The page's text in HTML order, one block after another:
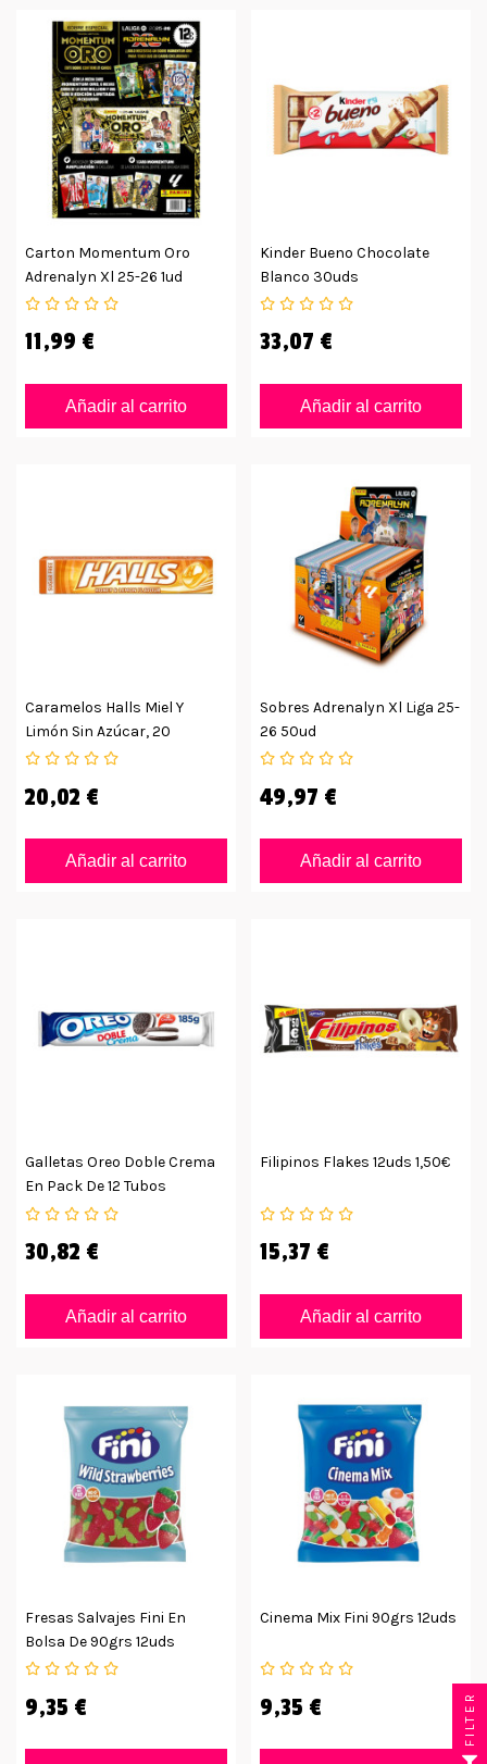
Carton Momentum Oro
Adrenalyn Xl 25-26 1ud
11,99 €
Añadir al carrito
Kinder Bueno Chocolate
Blanco 30uds
33,07 €
Añadir al carrito
Caramelos Halls Miel Y
Limón Sin Azúcar, 20
Unidades
20,02 €
Añadir al carrito
Sobres Adrenalyn Xl Liga 25-
26 50ud
49,97 €
Añadir al carrito
Galletas Oreo Doble Crema
En Pack De 12 Tubos
30,82 €
Añadir al carrito
Filipinos Flakes 12uds 1,50€
15,37 €
Añadir al carrito
Fresas Salvajes Fini En
Bolsa De 90grs 12uds
9,35 €
Cinema Mix Fini 90grs 12uds
9,35 € FILTER